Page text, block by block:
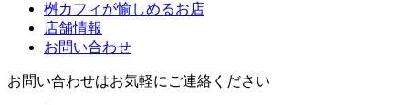
桝カフィが愉しめるお店
店舗情報
お問い合わせ
お問い合わせはお気軽にご連絡ください